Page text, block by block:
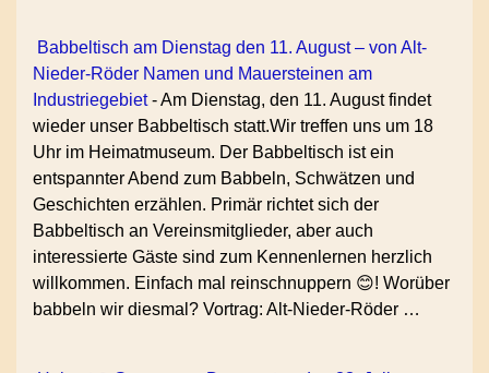
Babbeltisch am Dienstag den 11. August – von Alt-
Nieder-Röder Namen und Mauersteinen am
Industriegebiet -Am Dienstag, den 11. August findet
wieder unser Babbeltisch statt.Wir treffen uns um 18
Uhr im Heimatmuseum. Der Babbeltisch ist ein
entspannter Abend zum Babbeln, Schwätzen und
Geschichten erzählen. Primär richtet sich der
Babbeltisch an Vereinsmitglieder, aber auch
interessierte Gäste sind zum Kennenlernen herzlich
willkommen. Einfach mal reinschnuppern 😊! Worüber
babbeln wir diesmal? Vortrag: Alt-Nieder-Röder …